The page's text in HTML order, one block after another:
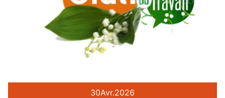
30Avr.2026